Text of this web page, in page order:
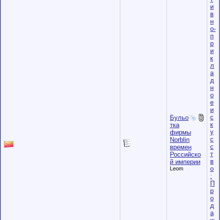
Бульо
тка
фирмы
Norblin
времен
Российско
й империи
Leom
и
в
н
о-
п
р
и
к
л
а
д
н
о
е
и
с
к
у
с
с
т
в
о
:
П
р
о
д
а